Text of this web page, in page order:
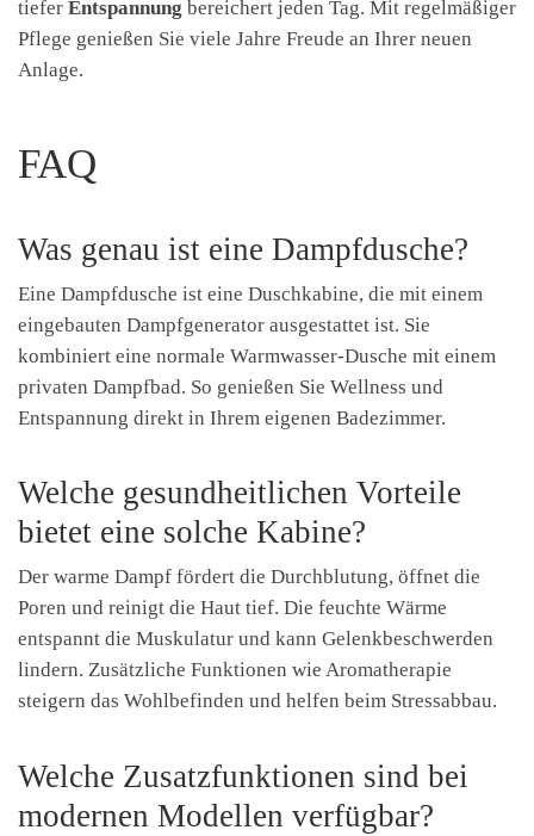
tiefer Entspannung bereichert jeden Tag. Mit regelmäßiger
Pflege genießen Sie viele Jahre Freude an Ihrer neuen
Anlage.
FAQ
Was genau ist eine Dampfdusche?
Eine Dampfdusche ist eine Duschkabine, die mit einem
eingebauten Dampfgenerator ausgestattet ist. Sie
kombiniert eine normale Warmwasser-Dusche mit einem
privaten Dampfbad. So genießen Sie Wellness und
Entspannung direkt in Ihrem eigenen Badezimmer.
Welche gesundheitlichen Vorteile
bietet eine solche Kabine?
Der warme Dampf fördert die Durchblutung, öffnet die
Poren und reinigt die Haut tief. Die feuchte Wärme
entspannt die Muskulatur und kann Gelenkbeschwerden
lindern. Zusätzliche Funktionen wie Aromatherapie
steigern das Wohlbefinden und helfen beim Stressabbau.
Welche Zusatzfunktionen sind bei
modernen Modellen verfügbar?